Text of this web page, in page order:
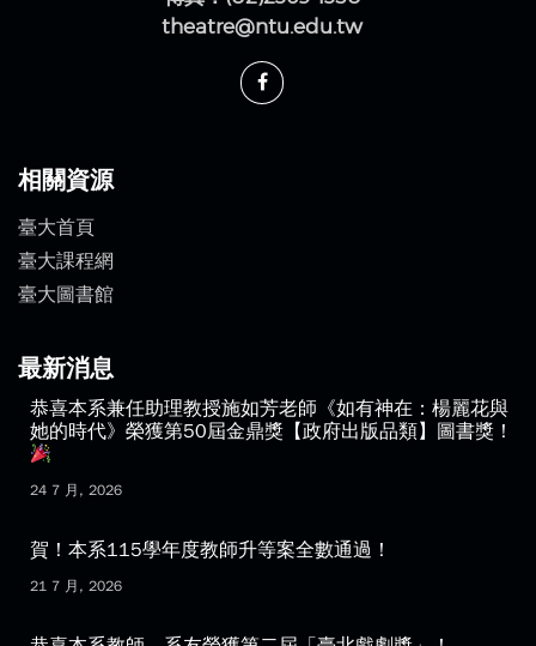
戲夢空間 (台大自行車拖吊移置場旁)
傳真：(02)2369-1350
theatre@ntu.edu.tw
相關資源
臺大首頁
臺大圖書館
最新消息
恭喜本系兼任助理教授施如芳老師《如有神在：楊麗花與
賀！本系115學年度教師升等案全數通過！